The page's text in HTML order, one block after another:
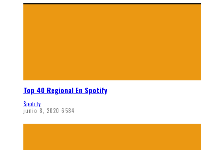
Top 40 Regional En Spotify
Spotify
junio 8, 2020 6584